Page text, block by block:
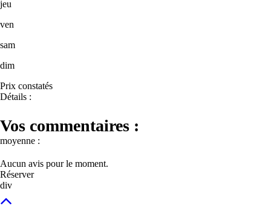
jeu
ven
sam
dim
Prix constatés
Détails :
Vos commentaires :
moyenne :
Aucun avis pour le moment.
Réserver
div